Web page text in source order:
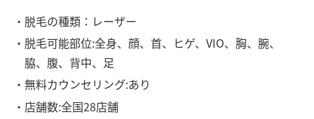
・脱毛の種類：レーザー
・脱毛可能部位:全身、顔、首、ヒゲ、VIO、胸、腕、
脇、腹、背中、足
・無料カウンセリング:あり
・店舗数:全国28店舗